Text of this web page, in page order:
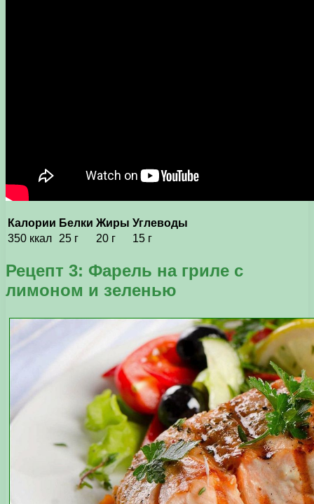
Калории Белки Жиры Углеводы
350 ккал 25 г 20 г 15 г
Рецепт 3: Фарель на гриле с
лимоном и зеленью